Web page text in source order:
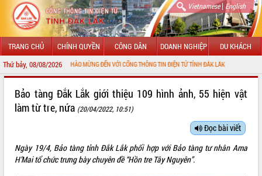
Vietnamese| English
TRANG CHỦ CHÍNH QUYỀN CÔNG DÂN DOANH NGHIỆP DU KHÁCH
Thứ bảy, 08/08/2026CHÀO MỪNG ĐẾN VỚI CỔNG THÔNG TIN ĐIỆN TỬ TỈNH ĐẮK LẮK
LÃNH ĐẠO UBND TỈNH
SỞ, BAN, NGÀNH
Bảo tàng Đắk Lắk giới thiệu 109 hình ảnh, 55 hiện vật
làm từ tre, nứa (20/04/2022, 10:51)
Đọc bài viết
Ngày 19/4, Bảo tàng tỉnh Đắk Lắk phối hợp với Bảo tàng tư nhân Ama
H’Mai tổ chức trưng bày chuyên đề “Hồn tre Tây Nguyên”.